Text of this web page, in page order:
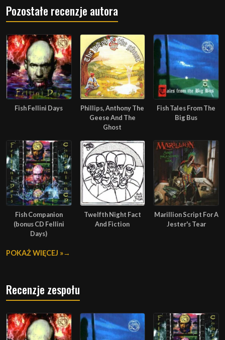
Pozostałe recenzje autora
Fish Fellini Days
Phillips, Anthony The
Geese And The
Ghost
Fish Tales From The
Big Bus
Fish Companion
(bonus CD Fellini
Days)
Twelfth Night Fact
And Fiction
Marillion Script For A
Jester's Tear
POKAŻ WIĘCEJ »
Recenzje zespołu